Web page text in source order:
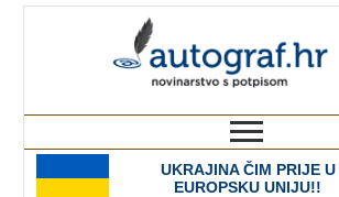
UKRAJINA ČIM PRIJE U
EUROPSKU UNIJU!!